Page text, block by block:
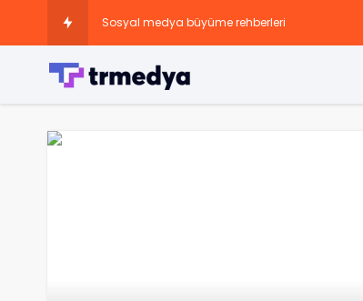
Sosyal medya büyüme rehberleri